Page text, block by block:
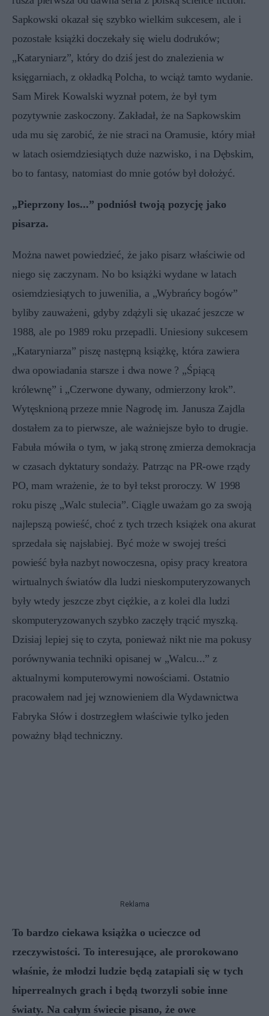
Sapkowski okazał się szybko wielkim sukcesem, ale i
pozostałe książki doczekały się wielu dodruków;
„Kataryniarz”, który do dziś jest do znalezienia w
księgarniach, z okładką Polcha, to wciąż tamto wydanie.
Sam Mirek Kowalski wyznał potem, że był tym
pozytywnie zaskoczony. Zakładał, że na Sapkowskim
uda mu się zarobić, że nie straci na Oramusie, który miał
w latach osiemdziesiątych duże nazwisko, i na Dębskim,
bo to fantasy, natomiast do mnie gotów był dołożyć.
„Pieprzony los...” podniósł twoją pozycję jako
pisarza.
Można nawet powiedzieć, że jako pisarz właściwie od
niego się zaczynam. No bo książki wydane w latach
osiemdziesiątych to juwenilia, a „Wybrańcy bogów”
byliby zauważeni, gdyby zdążyli się ukazać jeszcze w
1988, ale po 1989 roku przepadli. Uniesiony sukcesem
„Kataryniarza” piszę następną książkę, która zawiera
dwa opowiadania starsze i dwa nowe ? „Śpiącą
królewnę” i „Czerwone dywany, odmierzony krok”.
Wytęsknioną przeze mnie Nagrodę im. Janusza Zajdla
dostałem za to pierwsze, ale ważniejsze było to drugie.
Fabuła mówiła o tym, w jaką stronę zmierza demokracja
w czasach dyktatury sondaży. Patrząc na PR-owe rządy
PO, mam wrażenie, że to był tekst proroczy. W 1998
roku piszę „Walc stulecia”. Ciągle uważam go za swoją
najlepszą powieść, choć z tych trzech książek ona akurat
sprzedała się najsłabiej. Być może w swojej treści
powieść była nazbyt nowoczesna, opisy pracy kreatora
wirtualnych światów dla ludzi nieskomputeryzowanych
były wtedy jeszcze zbyt ciężkie, a z kolei dla ludzi
skomputeryzowanych szybko zaczęły trącić myszką.
Dzisiaj lepiej się to czyta, ponieważ nikt nie ma pokusy
porównywania techniki opisanej w „Walcu...” z
aktualnymi komputerowymi nowościami. Ostatnio
pracowałem nad jej wznowieniem dla Wydawnictwa
Fabryka Słów i dostrzegłem właściwie tylko jeden
poważny błąd techniczny.
Reklama
To bardzo ciekawa książka o ucieczce od
rzeczywistości. To interesujące, ale prorokowano
właśnie, że młodzi ludzie będą zatapiali się w tych
hiperrealnych grach i będą tworzyli sobie inne
światy. Na całym świecie pisano, że owe